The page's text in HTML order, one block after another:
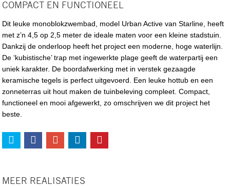
COMPACT EN FUNCTIONEEL
Dit leuke monoblokzwembad, model Urban Active van Starline, heeft
met z’n 4,5 op 2,5 meter de ideale maten voor een kleine stadstuin.
Dankzij de onderloop heeft het project een moderne, hoge waterlijn.
De ‘kubistische’ trap met ingewerkte plage geeft de waterpartij een
uniek karakter. De boordafwerking met in verstek gezaagde
keramische tegels is perfect uitgevoerd. Een leuke hottub en een
zonneterras uit hout maken de tuinbeleving compleet. Compact,
functioneel en mooi afgewerkt, zo omschrijven we dit project het
beste.
MEER REALISATIES